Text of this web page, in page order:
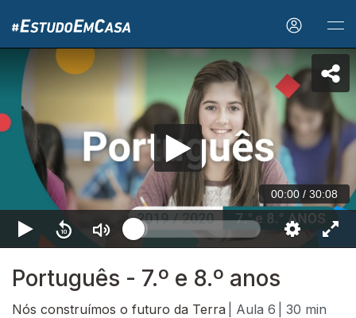
00:00 / 30:08
Português - 7.º e 8.º anos
Nós construímos o futuro da Terra | Aula 6
| 30 min